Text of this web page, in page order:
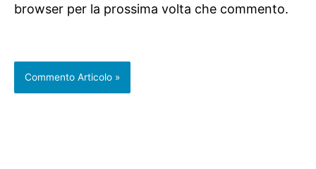
browser per la prossima volta che commento.